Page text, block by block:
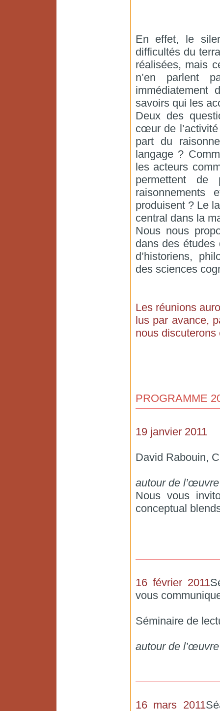
En effet, le
difficultés du
réalisées, mais
n’en parlent
immédiatement
savoirs qui les
Deux des
cœur de
part du
langage ?
les acteurs
permettent
produisent ? Le
central dans la
Nous nous
dans des
d’historiens,
des sciences
Les réunions
lus par avance,
nous discuterons
PROGRAMME
19 janvier 2011
David Rabouin,
autour de
Nous vous
conceptual
16 février 2011
vous
Séminaire de
autour de
16 mars 2011